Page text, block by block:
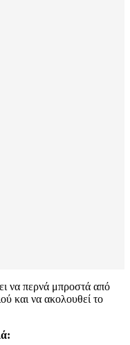
να περνά μπροστά από
και να ακολουθεί το